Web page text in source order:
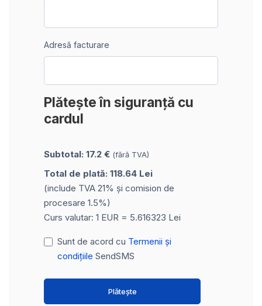
Adresă facturare
Plătește în siguranță cu
cardul
Subtotal: 17.2 € (fără TVA)
Total de plată: 118.64 Lei
(include TVA 21% și comision de
procesare 1.5%)
Curs valutar: 1 EUR = 5.616323 Lei
Sunt de acord cu Termenii și
condițiile SendSMS
Plătește